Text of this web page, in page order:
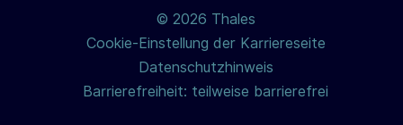
© 2026 Thales
Cookie-Einstellung der Karriereseite
Datenschutzhinweis
Barrierefreiheit: teilweise barrierefrei